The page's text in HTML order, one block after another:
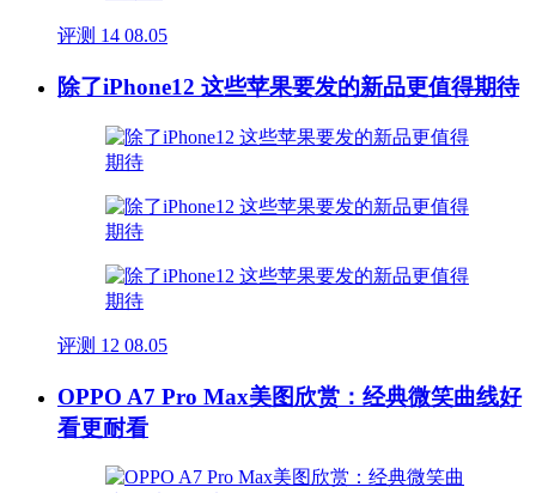
评测 14 08.05
除了iPhone12 这些苹果要发的新品更值得期待
评测 12 08.05
OPPO A7 Pro Max美图欣赏：经典微笑曲线好
看更耐看